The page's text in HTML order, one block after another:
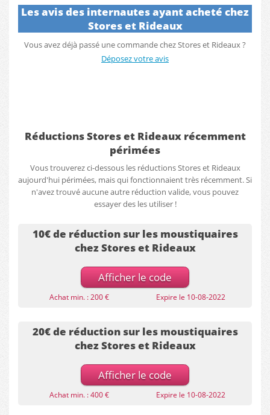
Les avis des internautes ayant acheté chez
Stores et Rideaux
Vous avez déjà passé une commande chez Stores et Rideaux ?
Déposez votre avis
Réductions Stores et Rideaux récemment
périmées
Vous trouverez ci-dessous les réductions Stores et Rideaux
aujourd'hui périmées, mais qui fonctionnaient très récemment. Si
n'avez trouvé aucune autre réduction valide, vous pouvez
essayer des les utiliser !
10€ de réduction sur les moustiquaires
chez Stores et Rideaux
Afficher le code
Achat min. : 200 € Expire le 10-08-2022
20€ de réduction sur les moustiquaires
chez Stores et Rideaux
Afficher le code
Achat min. : 400 € Expire le 10-08-2022